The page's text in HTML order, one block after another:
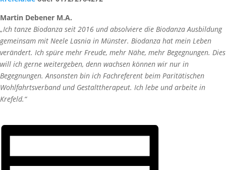
Martin Debener M.A.
„Ich tanze Biodanza seit 2016 und absolviere die Biodanza Ausbildung
gemeinsam mit Neele Lasnia in Münster. Biodanza hat mein Leben
verändert. Ich spüre mehr Freude, mehr Nähe, mehr Begegnungen. Dies
will ich gerne weitergeben, denn wachsen können wir nur in
Begegnungen. Ansonsten bin ich Fachreferent beim Paritätischen
Wohlfahrtsverband und Gestalttherapeut. Ich lebe und arbeite in
Krefeld.“